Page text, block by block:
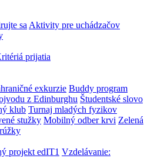
sa Aktivity pre uchádzačov
prijatia
exkurzie Buddy program
z Edinburghu Študentské slovo
klub Turnaj mladých fyzikov
stužky Mobilný odber krvi Zelená
projekt edIT1 Vzdelávanie: